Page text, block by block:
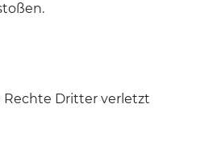
Rechte Dritter verletzt